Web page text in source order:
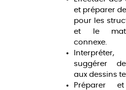
et préparer
pour les
et le
connexe.
suggérer
aux dessins
Préparer